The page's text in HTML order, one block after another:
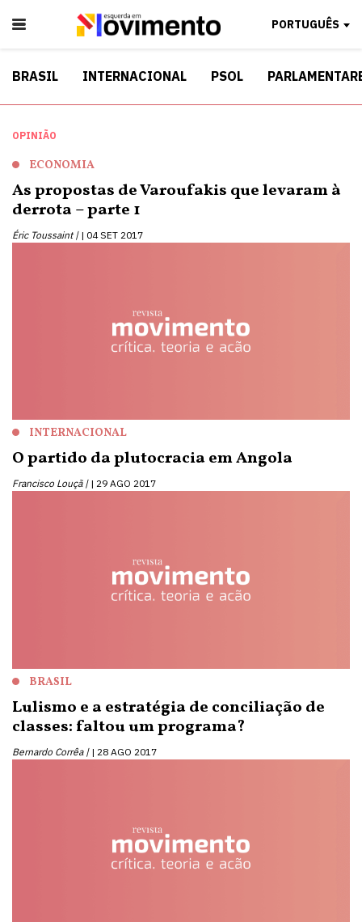
PORTUGUÊS
BRASIL INTERNACIONAL PSOL
OPINIÃO
ECONOMIA
As propostas de Varoufakis que levaram à
derrota – parte 1
Éric Toussaint | 04 SET 2017
INTERNACIONAL
O partido da plutocracia em Angola
Francisco Louçã | 29 AGO 2017
BRASIL
Lulismo e a estratégia de conciliação de
classes: faltou um programa?
Bernardo Corrêa | 28 AGO 2017